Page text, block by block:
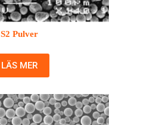
S2 Pulver
LÄS MER